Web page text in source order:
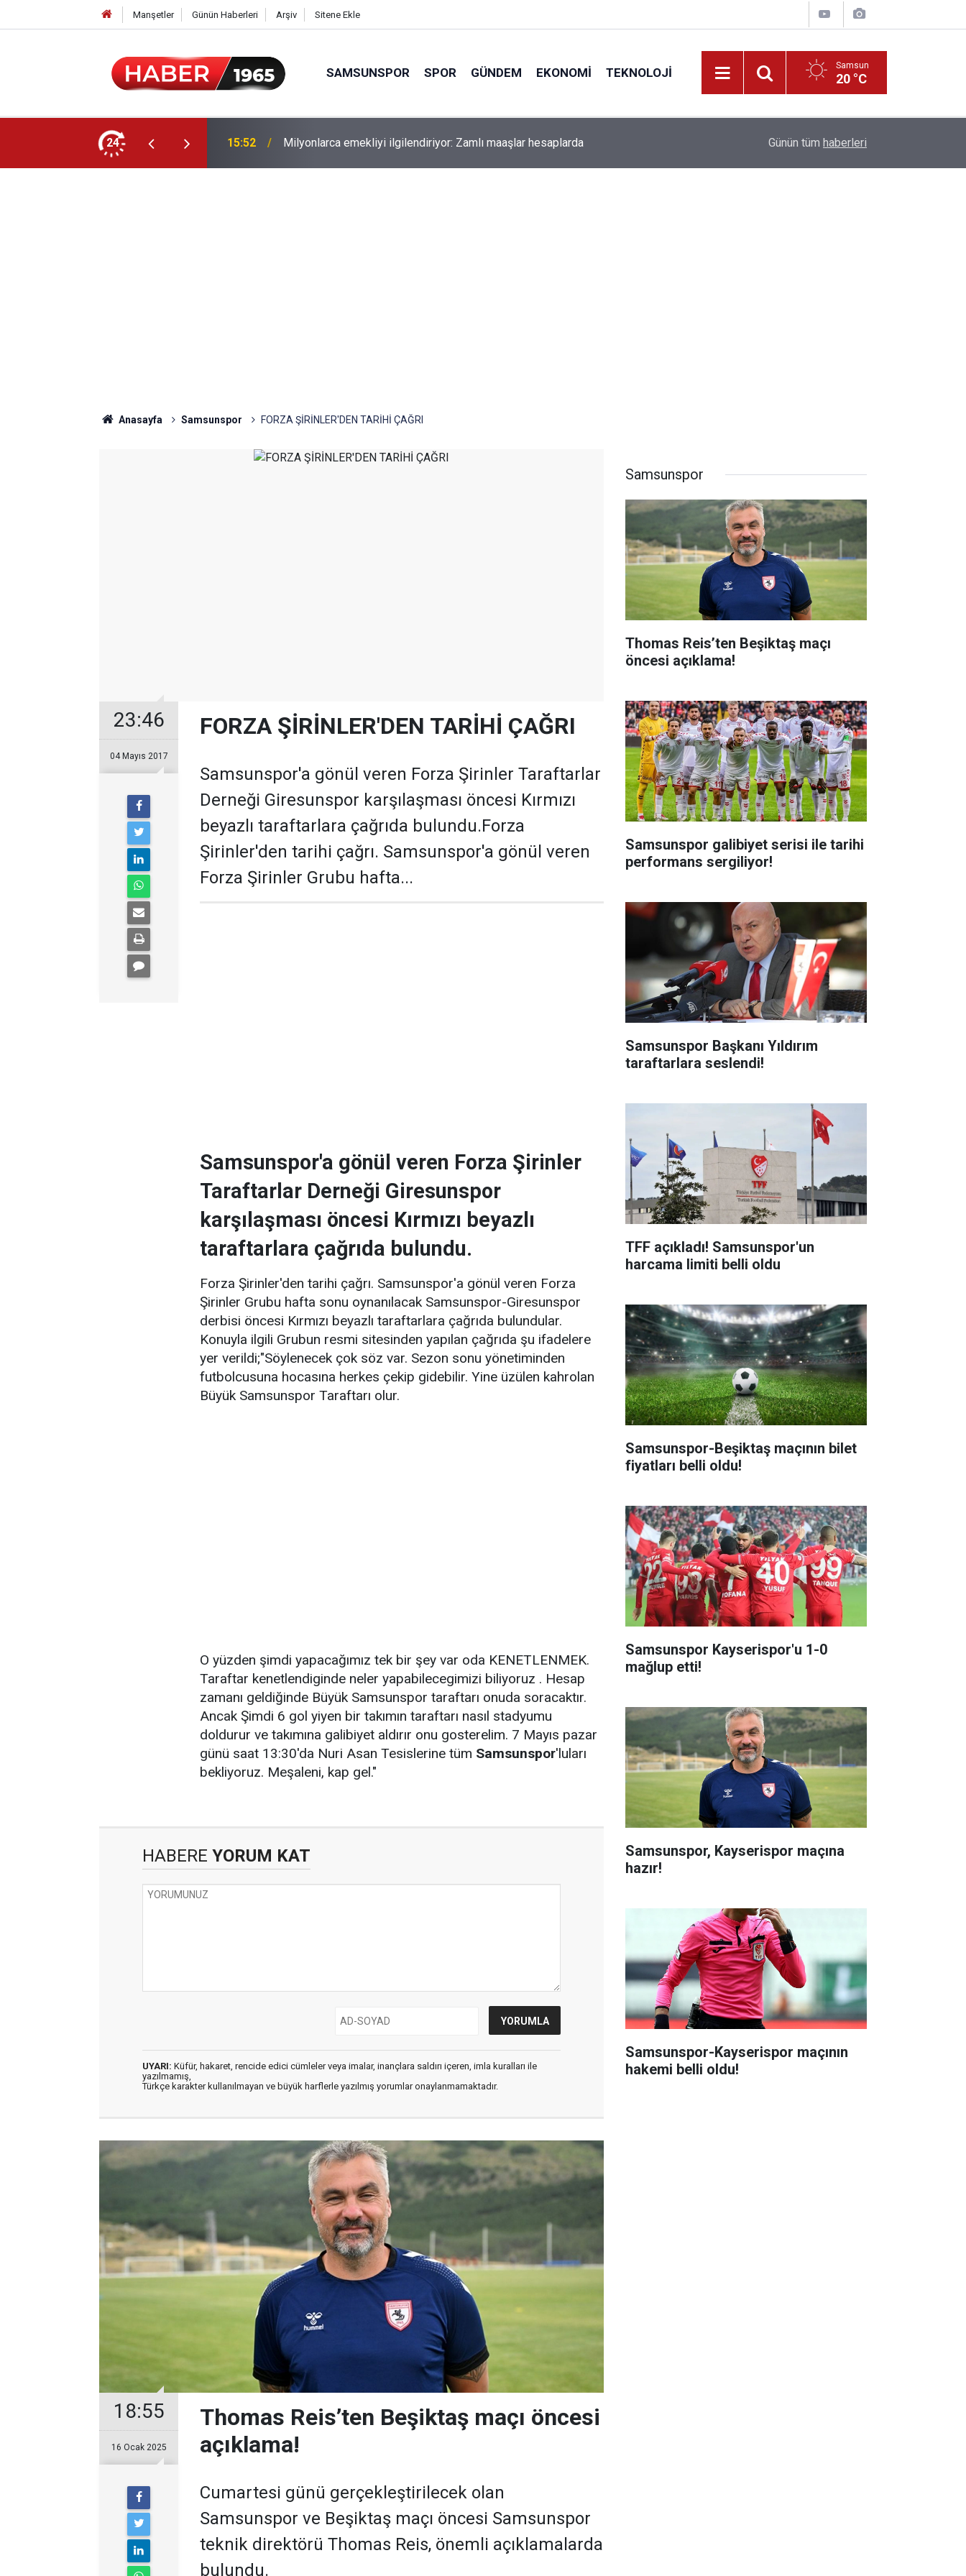
Manşetler Günün Haberleri Arşiv Sitene Ekle
SAMSUNSPOR SPOR GÜNDEM EKONOMI TEKNOLOJI Samsun
20 °C
24 15:52 Milyonlarca emekliyi ilgilendiriyor: Zamlı maaşlar hesaplarda Fahiş fiyatlar nedeniyle işletmelere 101 milyon
Günün tüm haberleri
Anasayfa Samsunspor FORZA ŞİRİNLER'DEN TARİHİ ÇAĞRI
23:46
04 Mayıs 2017
FORZA ŞİRİNLER'DEN TARİHİ ÇAĞRI
Samsunspor'a gönül veren Forza Şirinler Taraftarlar
Derneği Giresunspor karşılaşması öncesi Kırmızı
beyazlı taraftarlara çağrıda bulundu.Forza
Şirinler'den tarihi çağrı. Samsunspor'a gönül veren
Forza Şirinler Grubu hafta...
Samsunspor'a gönül veren Forza Şirinler
Taraftarlar Derneği Giresunspor
karşılaşması öncesi Kırmızı beyazlı
taraftarlara çağrıda bulundu.
Forza Şirinler'den tarihi çağrı. Samsunspor'a gönül veren Forza
Şirinler Grubu hafta sonu oynanılacak Samsunspor-Giresunspor
derbisi öncesi Kırmızı beyazlı taraftarlara çağrıda bulundular.
Konuyla ilgili Grubun resmi sitesinden yapılan çağrıda şu ifadelere
yer verildi;"Söylenecek çok söz var. Sezon sonu yönetiminden
futbolcusuna hocasına herkes çekip gidebilir. Yine üzülen kahrolan
Büyük Samsunspor Taraftarı olur.
O yüzden şimdi yapacağımız tek bir şey var oda KENETLENMEK.
Taraftar kenetlendiginde neler yapabilecegimizi biliyoruz . Hesap
zamanı geldiğinde Büyük Samsunspor taraftarı onuda soracaktır.
Ancak Şimdi 6 gol yiyen bir takımın taraftarı nasıl stadyumu
doldurur ve takımına galibiyet aldırır onu gosterelim. 7 Mayıs pazar
günü saat 13:30'da Nuri Asan Tesislerine tüm Samsunspor'luları
bekliyoruz. Meşaleni, kap gel."
HABERE YORUM KAT
UYARI: Küfür, hakaret, rencide edici cümleler veya imalar, inançlara saldırı içeren, imla kuralları ile
yazılmamış,
Türkçe karakter kullanılmayan ve büyük harflerle yazılmış yorumlar onaylanmamaktadır.
18:55
16 Ocak 2025
Thomas Reis’ten Beşiktaş maçı öncesi
açıklama!
Cumartesi günü gerçekleştirilecek olan
Samsunspor ve Beşiktaş maçı öncesi Samsunspor
teknik direktörü Thomas Reis, önemli açıklamalarda
bulundu.
Samsunspor
Thomas Reis’ten Beşiktaş maçı
öncesi açıklama!
Samsunspor galibiyet serisi ile tarihi
performans sergiliyor!
Samsunspor Başkanı Yıldırım
taraftarlara seslendi!
TFF açıkladı! Samsunspor'un
harcama limiti belli oldu
Samsunspor-Beşiktaş maçının bilet
fiyatları belli oldu!
Samsunspor Kayserispor'u 1-0
mağlup etti!
Samsunspor, Kayserispor maçına
hazır!
Samsunspor-Kayserispor maçının
hakemi belli oldu!